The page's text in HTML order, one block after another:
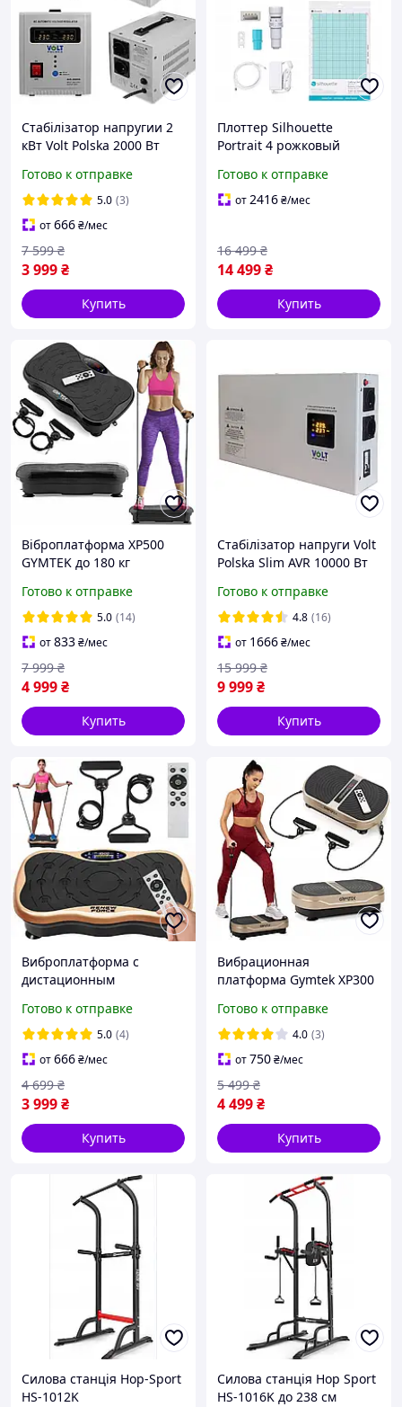
Cтабілізатор напругии 2
кВт Volt Polska 2000 Вт
Готово к отправке
5.0 (3)
от666₴/мес
3 999₴
7 599 ₴
Купить
Плоттер Silhouette
Portrait 4 рожковый
Готово к отправке
от2416₴/мес
14 499₴
16 499 ₴
Купить
Віброплатформа XP500
GYMTEK до 180 кг
дистанційним
керуванням Вібраційна
платформа
Готово к отправке
5.0 (14)
от833₴/мес
4 999₴
7 999 ₴
Купить
Стабілізатор напруги Volt
Polska Slim AVR 10000 Вт
Готово к отправке
4.8 (16)
от 1666₴/мес
9 999₴
15 999 ₴
Купить
Виброплатформа с
дистационным
Тренировочный
массажер
Готово к отправке
5.0 (4)
от666₴/мес
3 999₴
4 699 ₴
Купить
Вибрационная
платформа Gymtek XP300
массажер с
дистанционным
управлением
Готово к отправке
4.0 (3)
от750₴/мес
4 499₴
5 499 ₴
Купить
Силова станція Hop-Sport
HS-1012K
Силова станція Hop Sport
HS-1016K до 238 см